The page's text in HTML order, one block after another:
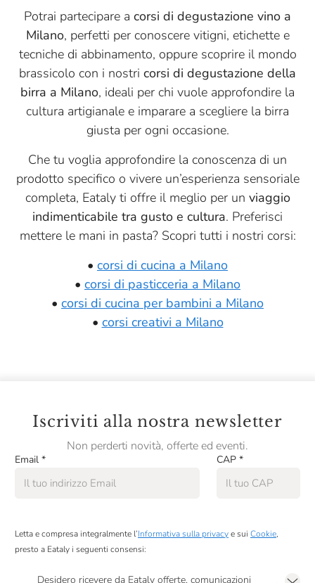
Potrai partecipare a corsi di degustazione vino a
Milano, perfetti per conoscere vitigni, etichette e
tecniche di abbinamento, oppure scoprire il mondo
brassicolo con i nostri corsi di degustazione della
birra a Milano, ideali per chi vuole approfondire la
cultura artigianale e imparare a scegliere la birra
giusta per ogni occasione.
Che tu voglia approfondire la conoscenza di un
prodotto specifico o vivere un’esperienza sensoriale
completa, Eataly ti offre il meglio per un viaggio
indimenticabile tra gusto e cultura. Preferisci
mettere le mani in pasta? Scopri tutti i nostri corsi:
• corsi di cucina a Milano
• corsi di pasticceria a Milano
• corsi di cucina per bambini a Milano
• corsi creativi a Milano
Iscriviti alla nostra newsletter
Non perderti novità, offerte ed eventi.
Email * CAP *
Letta e compresa integralmente l’Informativa sulla privacye sui Cookie,
presto a Eataly i seguenti consensi:
Desidero ricevere da Eataly offerte, comunicazioni